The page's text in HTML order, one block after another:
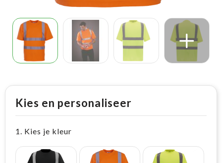
Kies en personaliseer
1. Kies je kleur